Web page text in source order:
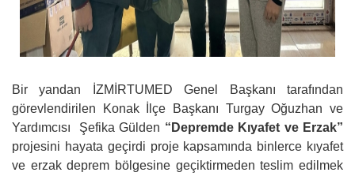
Bir yandan İZMİRTUMED Genel Başkanı tarafından
görevlendirilen Konak İlçe Başkanı Turgay Oğuzhan ve
Yardımcısı Şefika Gülden “Depremde Kıyafet ve Erzak”
projesini hayata geçirdi proje kapsamında binlerce kıyafet
ve erzak deprem bölgesine geçiktirmeden teslim edilmek